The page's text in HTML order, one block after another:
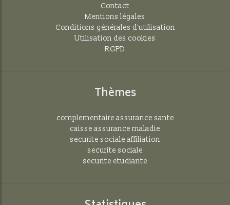
Contact
Mentions légales
Conditions générales d'utilisation
Utilisation des cookies
RGPD
Thèmes
complementaire assurance sante
caisse assurance maladie
securite sociale affiliation
securite sociale
securite etudiante